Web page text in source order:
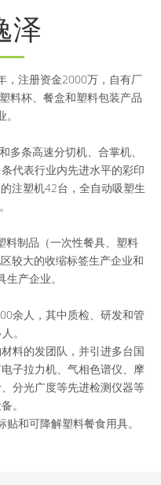
泽
，注册资金2000万，自有厂
料杯、餐盒和塑料包装产品
多条高速分切机、合掌机、
代表行业内先进水平的彩印
注塑机42台，全自动吸塑生
料制品（一次性餐具、塑料
较大的收缩标签生产企业和
产企业。
余人，其中质检、研发和管
。
料的发团队，并引进多台国
子拉力机、气相色谱仪、摩
分光广度等先进检测仪器等
。
和可降解塑料餐食用具。